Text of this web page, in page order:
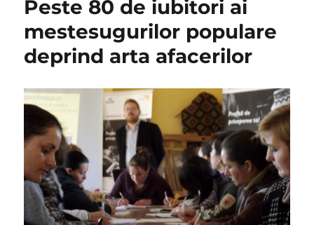
si
afaceri
din
mediul
Peste 80 de iubitori ai
mestesugurilor populare
deprind arta afacerilor